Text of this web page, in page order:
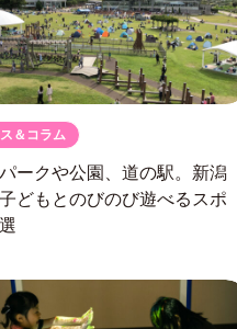
＆コラム
ークや公園、道の駅。 新潟
どもとのびのび遊べるスポ